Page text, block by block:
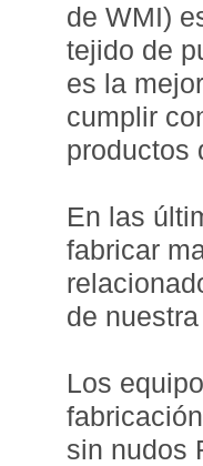
de WMI)
tejido de
es la
cumplir
productos
En las
fabricar
de
Los
sin nudos